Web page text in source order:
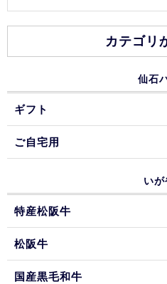
カテゴリ
仙石
ギフト
ご自宅用
いが
特産松阪牛
松阪牛
国産黒毛和牛